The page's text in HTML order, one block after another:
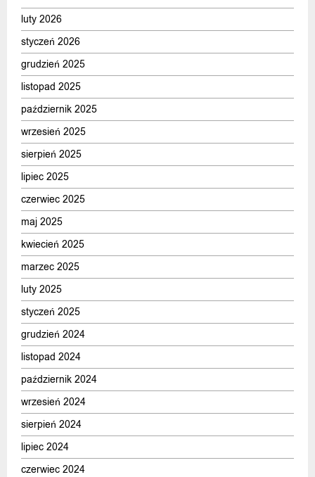
luty 2026
styczeń 2026
grudzień 2025
listopad 2025
październik 2025
wrzesień 2025
sierpień 2025
lipiec 2025
czerwiec 2025
maj 2025
kwiecień 2025
marzec 2025
luty 2025
styczeń 2025
grudzień 2024
listopad 2024
październik 2024
wrzesień 2024
sierpień 2024
lipiec 2024
czerwiec 2024